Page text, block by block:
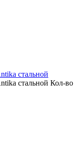
стальной
стальной Кол-во